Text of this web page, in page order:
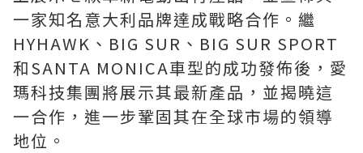
一家知名意大利品牌達成戰略合作。繼
HYHAWK、BIG SUR、BIG SUR SPORT
和SANTA MONICA車型的成功發佈後，愛
瑪科技集團將展示其最新產品，並揭曉這
一合作，進一步鞏固其在全球市場的領導
地位。